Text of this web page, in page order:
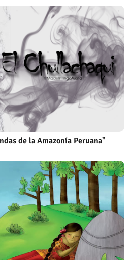
de la Amazonía Peruana"